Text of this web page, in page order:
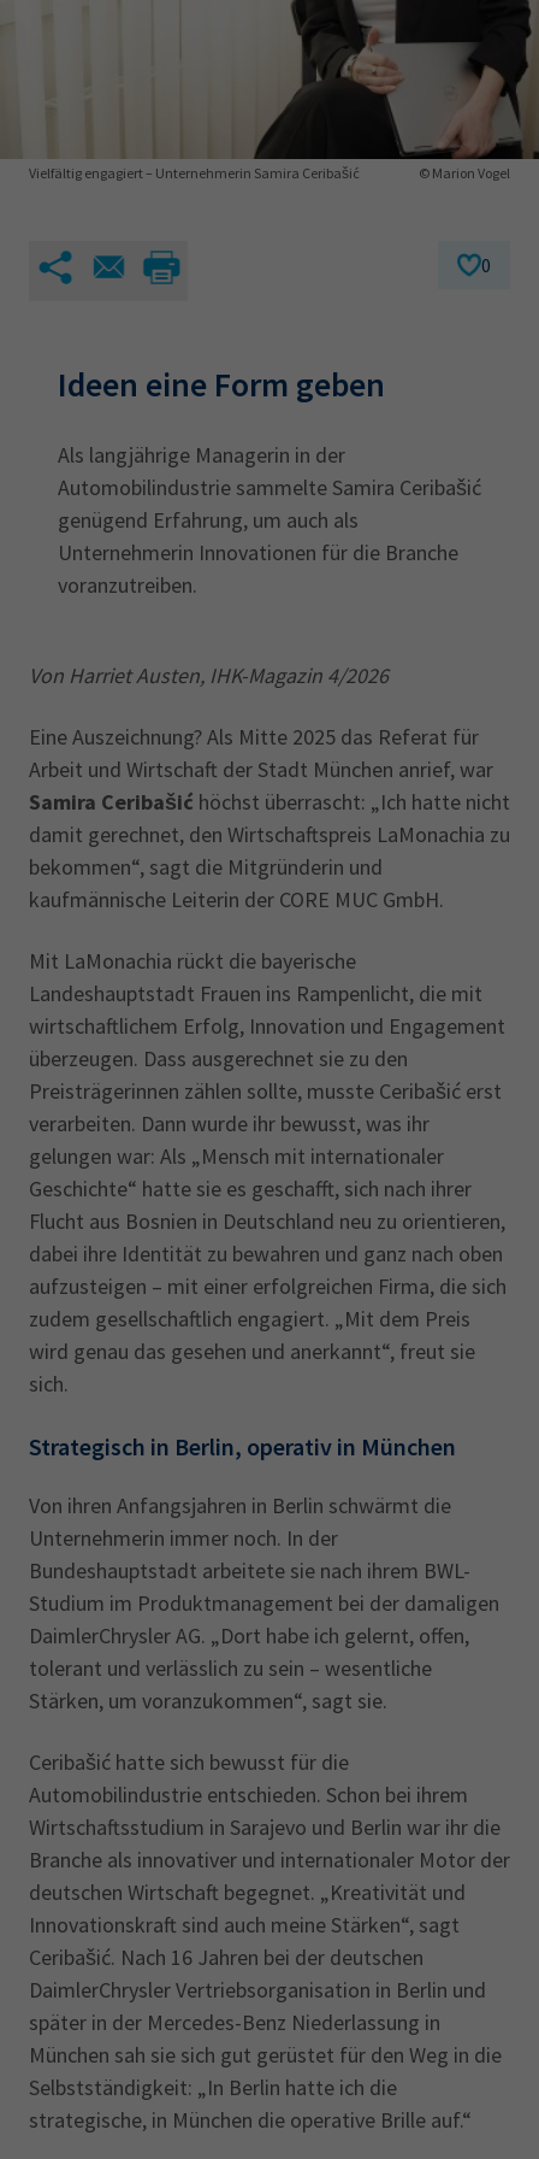
Karriere
EN
Magazin
Prüfungstermine
Negativerklärung
Berichtsheft
Prüfbericht
Vielfältig engagiert – Unternehmerin Samira Ceribašić © Marion Vogel
0
Ideen eine Form geben
Als langjährige Managerin in der
Automobilindustrie sammelte Samira Ceribašić
genügend Erfahrung, um auch als
Unternehmerin Innovationen für die Branche
voranzutreiben.
Von Harriet Austen, IHK-Magazin 4/2026
Eine Auszeichnung? Als Mitte 2025 das Referat für
Arbeit und Wirtschaft der Stadt München anrief, war
Samira Ceribašić höchst überrascht: „Ich hatte nicht
damit gerechnet, den Wirtschaftspreis LaMonachia zu
bekommen“, sagt die Mitgründerin und
kaufmännische Leiterin der CORE MUC GmbH.
Mit LaMonachia rückt die bayerische
Landeshauptstadt Frauen ins Rampenlicht, die mit
wirtschaftlichem Erfolg, Innovation und Engagement
überzeugen. Dass ausgerechnet sie zu den
Preisträgerinnen zählen sollte, musste Ceribašić erst
verarbeiten. Dann wurde ihr bewusst, was ihr
gelungen war: Als „Mensch mit internationaler
Geschichte“ hatte sie es geschafft, sich nach ihrer
Flucht aus Bosnien in Deutschland neu zu orientieren,
dabei ihre Identität zu bewahren und ganz nach oben
aufzusteigen – mit einer erfolgreichen Firma, die sich
zudem gesellschaftlich engagiert. „Mit dem Preis
wird genau das gesehen und anerkannt“, freut sie
sich.
Strategisch in Berlin, operativ in München
Von ihren Anfangsjahren in Berlin schwärmt die
Unternehmerin immer noch. In der
Bundeshauptstadt arbeitete sie nach ihrem BWL-
Studium im Produktmanagement bei der damaligen
DaimlerChrysler AG. „Dort habe ich gelernt, offen,
tolerant und verlässlich zu sein – wesentliche
Stärken, um voranzukommen“, sagt sie.
Ceribašić hatte sich bewusst für die
Automobilindustrie entschieden. Schon bei ihrem
Wirtschaftsstudium in Sarajevo und Berlin war ihr die
Branche als innovativer und internationaler Motor der
deutschen Wirtschaft begegnet. „Kreativität und
Innovationskraft sind auch meine Stärken“, sagt
Ceribašić. Nach 16 Jahren bei der deutschen
DaimlerChrysler Vertriebsorganisation in Berlin und
später in der Mercedes-Benz Niederlassung in
München sah sie sich gut gerüstet für den Weg in die
Selbstständigkeit: „In Berlin hatte ich die
strategische, in München die operative Brille auf.“